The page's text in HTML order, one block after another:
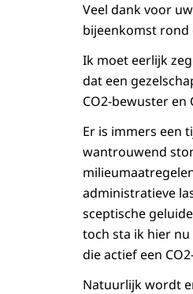
Veel dank voor
bijeenkomst rond
Ik moet eerlijk
dat een
CO2-bewuster
Er is immers een
wantrouwend
administratieve
sceptische
toch sta ik hier
die actief een
Natuurlijk wordt